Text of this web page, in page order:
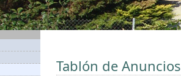
Tablón de Anuncios